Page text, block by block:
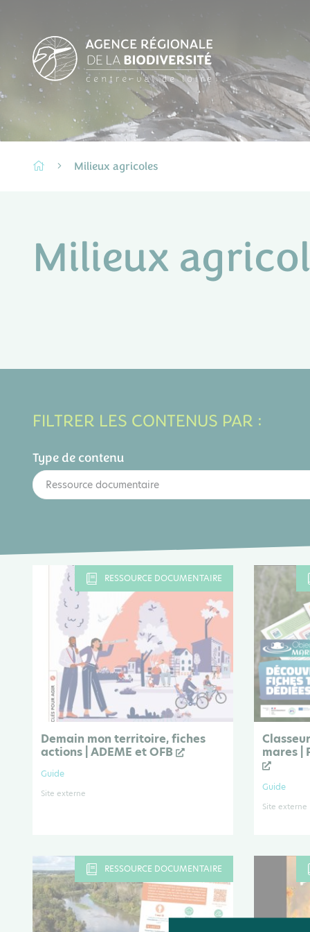
Milieux agricoles
Milieux
FILTRER LES CONTENUS PAR :
Type de contenu
Ressource documentaire
RESSOURCE DOCUMENTAIRE
Demain mon territoire, fiches
actions | ADEME et OFB
Guide
Site externe
mares |
Guide
Site externe
RESSOURCE DOCUMENTAIRE